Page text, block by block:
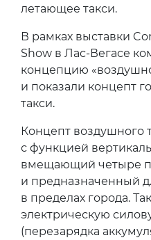
летающее такси.
В рамках выставки
Show в Лас-Вегасе
концепцию
и показали концепт
такси.
Концепт воздушного
с функцией
вмещающий четыре
и предназначенный
в пределах города.
электрическую
(перезарядка